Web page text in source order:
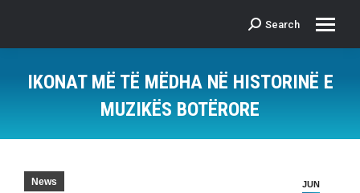
Search:
Search
IKONAT MË TË MËDHA NË HISTORINË E
MUZIKËS BOTËRORE
JUN
News